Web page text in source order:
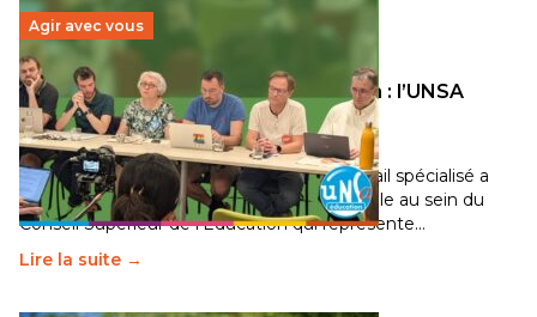
Agir avec vous
Transition écologique de l’éducation : l’UNSA
Éducation fait bouger les lignes
30 juin 2026-National
Pendant plusieurs mois, un groupe de travail spécialisé a
travaillé sur la transition écologique de l’Ecole au sein du
Conseil Supérieur de l’Éducation qui représente…
Lire la suite →